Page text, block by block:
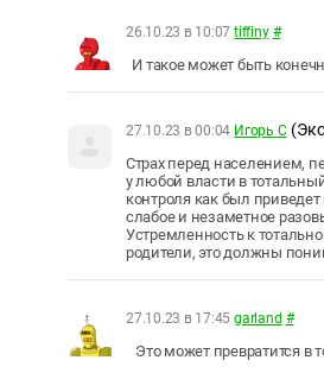
26.10.23 в 10:07 tiffiny #
И такое может быть
27.10.23 в 00:04 Игорь С
Страх перед населением,
у любой власти в
контроля как был приведет
слабое и незаметное
Устремленность к
родители, это должны
27.10.23 в 17:45 garland #
Это может превратится в